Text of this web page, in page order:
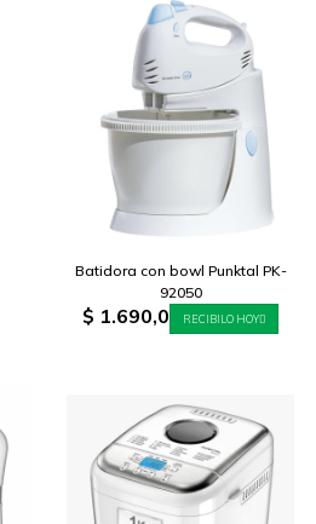
Batidora con bowl Punktal PK-
92050
$ 1.690,0 RECIBILO HOY